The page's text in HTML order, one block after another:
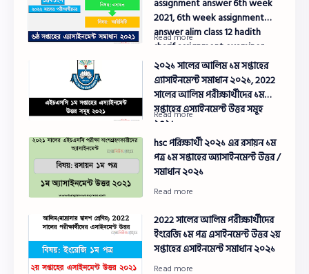
assignment answer 6th week
2021, 6th week assignment
answer alim class 12 hadith
sharif assignment examiner
2022,
২০২১ সালের আলিম ১ম সপ্তাহের
এ্যাসাইনমেন্ট সমাধান ২০২১, 2022
সালের আলিম পরীক্ষার্থীদের ১ম
সপ্তাহের এস্যাইনমেন্ট উত্তর সমূহ
২০২১,
hsc পরিক্ষার্থী ২০২১ এর রসায়ন ১ম
পত্র ১ম সপ্তাহের অ্যাসাইনমেন্ট উত্তর /
সমাধান ২০২১
2022 সালের আলিম পরীক্ষার্থীদের
ইংরেজি ১ম পত্র এসাইনমেন্ট উত্তর ২য়
সপ্তাহের এসাইনমেন্ট সমাধান ২০২১